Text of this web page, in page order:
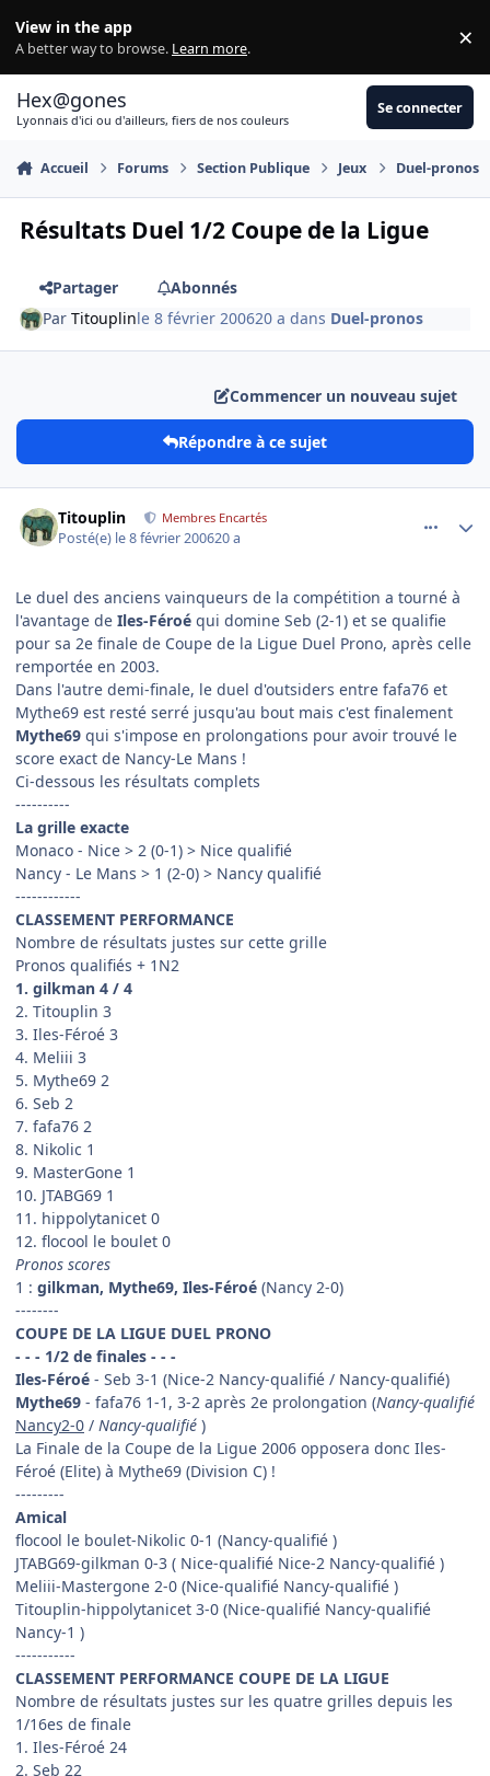
View in the app
A better way to browse. Learn more. ×
Hex@gones
Lyonnais d'ici ou d'ailleurs, fiers de nos couleurs
Se connecter
Accueil Forums Section Publique Jeux Duel-pronos
Résultats Duel 1/2 Coupe de la Ligue
Partager
Abonnés
ParTitouplinle 8 février 200620 a dans Duel-pronos
Commencer un nouveau sujet
Répondre à ce sujet
Titouplin Membres Encartés
Posté(e) le 8 février 200620 a
Le duel des anciens vainqueurs de la compétition a tourné à
l'avantage de Iles-Féroé qui domine Seb (2-1) et se qualifie
pour sa 2e finale de Coupe de la Ligue Duel Prono, après celle
remportée en 2003.
Dans l'autre demi-finale, le duel d'outsiders entre fafa76 et
Mythe69 est resté serré jusqu'au bout mais c'est finalement
Mythe69 qui s'impose en prolongations pour avoir trouvé le
score exact de Nancy-Le Mans !
Ci-dessous les résultats complets
----------
La grille exacte
Monaco - Nice > 2 (0-1) > Nice qualifié
Nancy - Le Mans > 1 (2-0) > Nancy qualifié
------------
CLASSEMENT PERFORMANCE
Nombre de résultats justes sur cette grille
Pronos qualifiés + 1N2
1. gilkman 4 / 4
2. Titouplin 3
3. Iles-Féroé 3
4. Meliii 3
5. Mythe69 2
6. Seb 2
7. fafa76 2
8. Nikolic 1
9. MasterGone 1
10. JTABG69 1
11. hippolytanicet 0
12. flocool le boulet 0
Pronos scores
1 : gilkman, Mythe69, Iles-Féroé (Nancy 2-0)
--------
COUPE DE LA LIGUE DUEL PRONO
- - - 1/2 de finales - - -
Iles-Féroé - Seb 3-1 (Nice-2 Nancy-qualifié / Nancy-qualifié)
Mythe69 - fafa76 1-1, 3-2 après 2e prolongation (Nancy-qualifié
Nancy2-0 / Nancy-qualifié )
La Finale de la Coupe de la Ligue 2006 opposera donc Iles-
Féroé (Elite) à Mythe69 (Division C) !
---------
Amical
flocool le boulet-Nikolic 0-1 (Nancy-qualifié )
JTABG69-gilkman 0-3 ( Nice-qualifié Nice-2 Nancy-qualifié )
Meliii-Mastergone 2-0 (Nice-qualifié Nancy-qualifié )
Titouplin-hippolytanicet 3-0 (Nice-qualifié Nancy-qualifié
Nancy-1 )
-----------
CLASSEMENT PERFORMANCE COUPE DE LA LIGUE
Nombre de résultats justes sur les quatre grilles depuis les
1/16es de finale
1. Iles-Féroé 24
2. Seb 22